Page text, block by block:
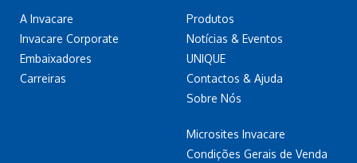
A Invacare
Invacare Corporate
Embaixadores
Carreiras
Produtos
Notícias & Eventos
UNIQUE
Contactos & Ajuda
Sobre Nós
Microsites Invacare
Condições Gerais de Venda